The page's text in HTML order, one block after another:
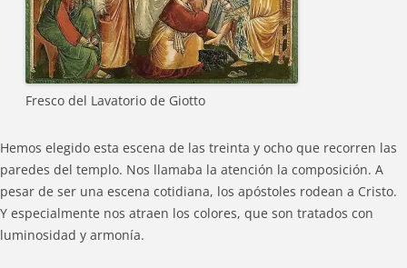
Fresco del Lavatorio de Giotto
Hemos elegido esta escena de las treinta y ocho que recorren las
paredes del templo. Nos llamaba la atención la composición. A
pesar de ser una escena cotidiana, los apóstoles rodean a Cristo.
Y especialmente nos atraen los colores, que son tratados con
luminosidad y armonía.